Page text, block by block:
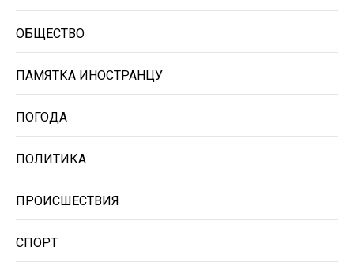
ОБЩЕСТВО
ПАМЯТКА ИНОСТРАНЦУ
ПОГОДА
ПОЛИТИКА
ПРОИСШЕСТВИЯ
СПОРТ